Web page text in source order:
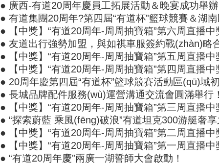
● 廣西-有道20周年慶員工拓展活動＆晚宴成功舉
● 有道集團20周年?第四屆“有道杯”籃球競賽＆湖
● 【中獎】“有道20周年-周周抽寶箱”第六周直播中獎名
● 友道出行強勢加盟，與如祺車服簽約戰(zhàn)略
● 【中獎】“有道20周年-周周抽寶箱”第五周直播
● 【中獎】“有道20周年-周周抽寶箱”第四周直播中
● 20周年慶第四屆“有道杯”籃球競賽活動區(qū)
● 長城品牌配件服務(wù)運營溝通交流會圓滿舉行
● 【中獎】“有道20周年-周周抽寶箱”第三周直播中獎名
● “探索蔚藍 乘風(fēng)破浪”有道坦克300游艇奢
● 【中獎】“有道20周年-周周抽寶箱”第二周直播中
● 【中獎】“有道20周年-周周抽寶箱”第一周直播中獎名
● “有道20周年慶”兩廣一湖誓師大會啟動！